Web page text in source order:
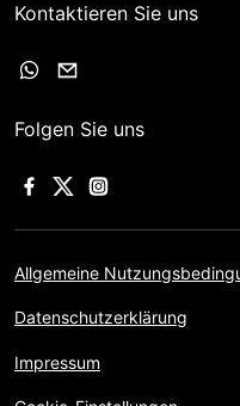
Kontaktieren Sie uns
Folgen Sie uns
Allgemeine
Datenschutzerklärung
Impressum